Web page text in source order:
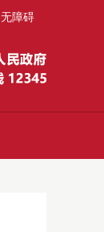
无障碍